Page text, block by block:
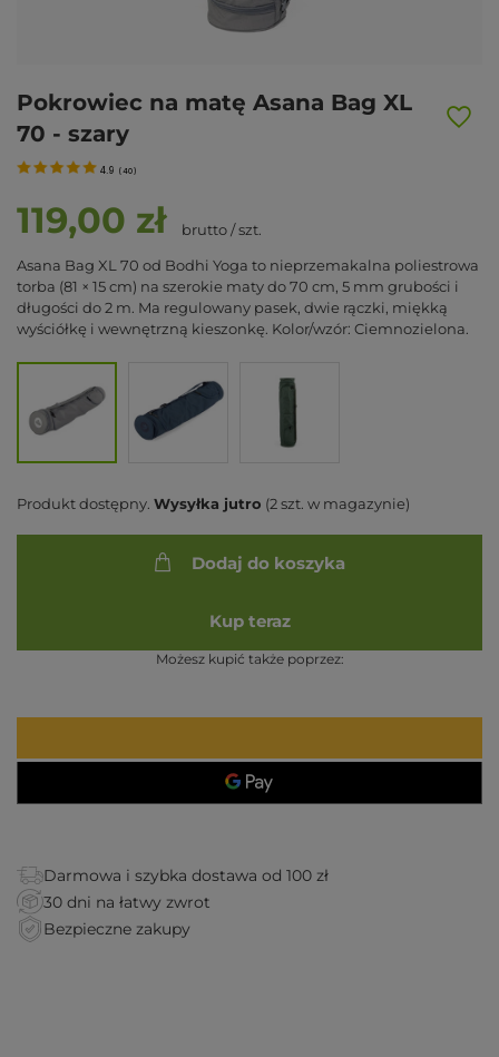
Pokrowiec na matę Asana Bag XL
70 - szary
4.9 (40)
119,00 zł brutto/szt.
Asana Bag XL 70 od Bodhi Yoga to nieprzemakalna poliestrowa
torba (81 × 15 cm) na szerokie maty do 70 cm, 5 mm grubości i
długości do 2 m. Ma regulowany pasek, dwie rączki, miękką
wyściółkę i wewnętrzną kieszonkę. Kolor/wzór: Ciemnozielona.
Produkt dostępny Wysyłka jutro (2 szt. w magazynie)
Dodaj do koszyka
Kup teraz
Możesz kupić także poprzez:
Darmowa i szybka dostawa od 100 zł
30 dni na łatwy zwrot
Bezpieczne zakupy